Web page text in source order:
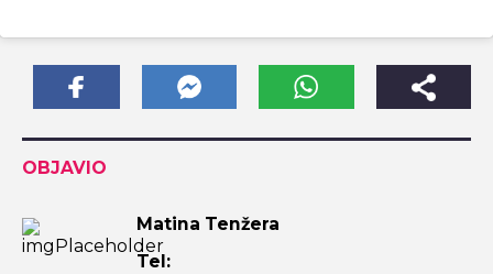
OBJAVIO
Matina Tenžera
Tel: